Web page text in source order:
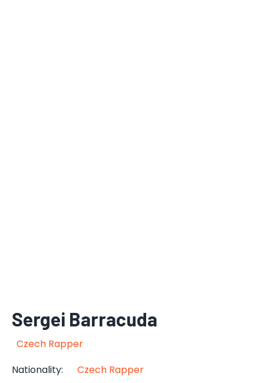
Sergei Barracuda
Czech Rapper
Nationality:
Czech Rapper